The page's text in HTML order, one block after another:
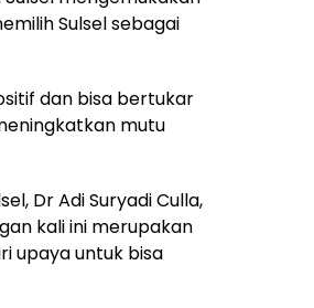
Sulsel sebagai
dan bisa bertukar
mutu
Dr Adi Suryadi Culla,
kali ini merupakan
upaya untuk bisa